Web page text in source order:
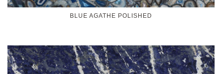
BLUE AGATHE POLISHED